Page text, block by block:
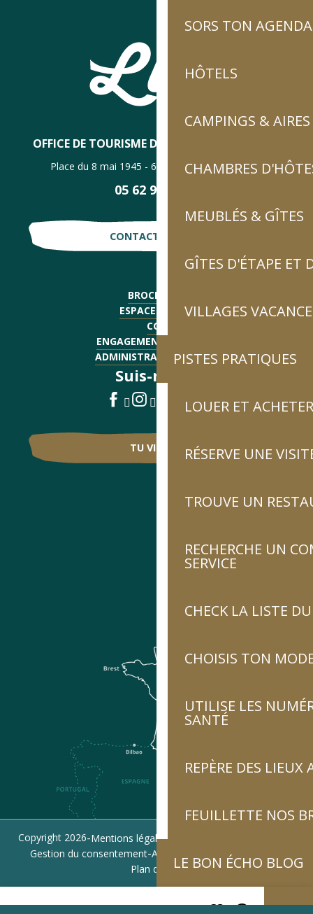
SORS TON AGENDA
HÔTELS
CAMPINGS &
CHAMBRES
MEUBLÉS & GÎTES
GÎTES D'ÉTAPE ET
VILLAGES
PISTES PRATIQUES
LOUER ET
RÉSERVE UNE
TROUVE UN
RECHERCHE UN
SERVICE
CHECK LA LISTE
CHOISIS TON
UTILISE LES
SANTÉ
REPÈRE DES LIEUX
FEUILLETTE NOS
LE BON ÉCHO BLOG
OFFICE DE TOURISME DE LUZ-SAINT-SAUVEUR
Place du 8 mai 1945 - 65120 Luz-Saint-Sauveur
05 62 92 30 30
CONTACTE-NOUS !
BROCHURES
ESPACE PRESSE
CGV
ENGAGEMENTS QUALITÉ
ADMINISTRATIF - EMPLOI
Suis-nous !
TU VIENS ?
Copyright 2026-Mentions légales-
Gestion du consentement-Accessibilité : non conforme
Plan du site